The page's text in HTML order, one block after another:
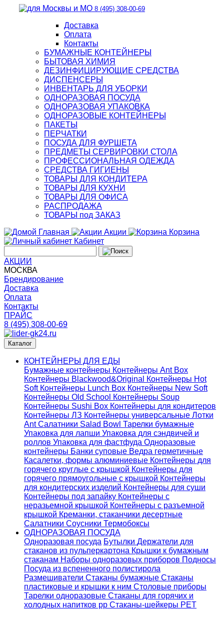
8 (495) 308-00-69
Доставка
Оплата
Контакты
БУМАЖНЫЕ КОНТЕЙНЕРЫ
БЫТОВАЯ ХИМИЯ
ДЕЗИНФИЦИРУЮЩИЕ СРЕДСТВА
ДИСПЕНСЕРЫ
ИНВЕНТАРЬ ДЛЯ УБОРКИ
ОДНОРАЗОВАЯ ПОСУДА
ОДНОРАЗОВАЯ УПАКОВКА
ОДНОРАЗОВЫЕ КОНТЕЙНЕРЫ
ПАКЕТЫ
ПЕРЧАТКИ
ПОСУДА ДЛЯ ФУРШЕТА
ПРЕДМЕТЫ СЕРВИРОВКИ СТОЛА
ПРОФЕССИОНАЛЬНАЯ ОДЕЖДА
СРЕДСТВА ГИГИЕНЫ
ТОВАРЫ ДЛЯ КОНДИТЕРА
ТОВАРЫ ДЛЯ КУХНИ
ТОВАРЫ ДЛЯ ОФИСА
РАСПРОДАЖА
ТОВАРЫ под ЗАКАЗ
Главная
Акции
Корзина
Кабинет
АКЦИИ
МОСКВА
Брендирование
Доставка
Оплата
Контакты
ПРАЙС
8 (495) 308-00-69
Каталог
КОНТЕЙНЕРЫ ДЛЯ ЕДЫ
Бумажные контейнеры Контейнеры Ant Box
Контейнеры Blackwood&Original
Контейнеры Hot
Soft Контейнеры Lunch Box Контейнеры New Soft
Контейнеры Old School Контейнеры Soup
Контейнеры Sushi Box Контейнеры для кондитеров
Контейнеры ЛЗ Контейнеры универсальные Лотки
AntСалатники Salad Bowl Тарелки бумажные
Упаковка для лапши Упаковка для сэндвичей и
роллов Упаковка для фастфуда Одноразовые
контейнеры Банки суповые Ведра герметичные
Касалетки, формы алюминиевые Контейнеры для
горячего круглые с крышкой Контейнеры для
горячего прямоугольные с крышкой Контейнеры
для кондитерских изделий Контейнеры для суши
Контейнеры под запайку Контейнеры с
неразьемной крышкой Контейнеры с разъемной
крышкой Креманки, стаканчики десертные
Салатники Соусники Термобоксы
ОДНОРАЗОВАЯ ПОСУДА
Одноразовая посуда Бутылки Держатели для
стаканов из пульперкартона Крышки к бумажным
стаканам Наборы одноразовых приборов Подносы
Посуда из вспененного полистирола
Размешиватели Стаканы бумажные Стаканы
пластиковые и крышки к ним Столовые приборы
Тарелки одноразовые Стаканы для горячих и
холодных напитков pp Стаканы-шейкеры PET